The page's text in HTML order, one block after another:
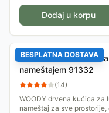
Dodaj u korpu
BESPLATNA DOSTAVA
WOODY Drvena
nameštajem 91332
(14)
WOODY drvena kućica za
nameštaj za sve